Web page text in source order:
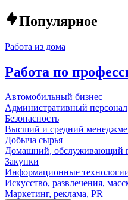
Популярное
Работа из дома
Работа по
Автомобильный бизнес
Административный персонал
Безопасность
Высший и средний
Добыча сырья
Домашний, обслуживающий
Закупки
Информационные
Искусство, развлечения,
Маркетинг, реклама, PR